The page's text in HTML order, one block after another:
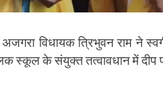
विधायक त्रिभुवन राम ने
स्कूल के संयुक्त तत्वावधान में दीप